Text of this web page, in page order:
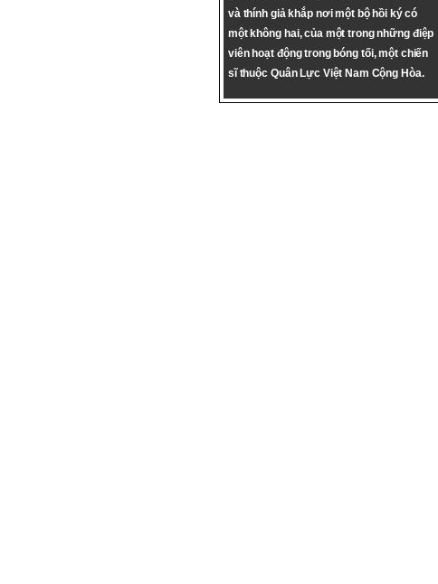
và thính giả khắp nơi một bộ hồi ký có
một không hai, của một trong những điệp
viên hoạt động trong bóng tối, một chiến
sĩ thuộc Quân Lực Việt Nam Cộng Hòa.